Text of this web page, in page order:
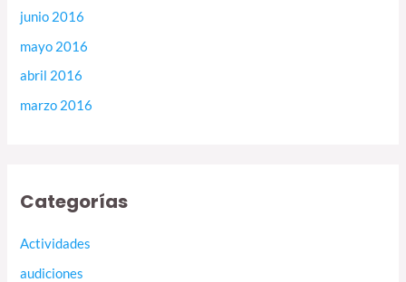
junio 2016
mayo 2016
abril 2016
marzo 2016
Categorías
Actividades
audiciones